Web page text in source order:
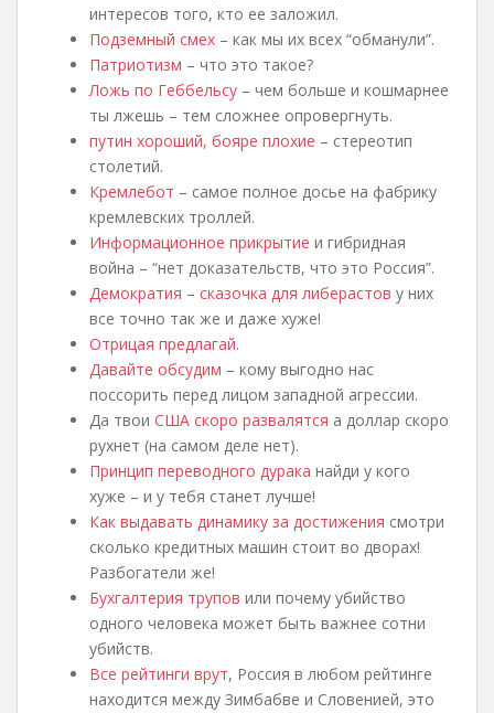
интересов того, кто ее заложил.
Подземный смех – как мы их всех “обманули”.
Патриотизм – что это такое?
Ложь по Геббельсу – чем больше и кошмарнее
ты лжешь – тем сложнее опровергнуть.
путин хороший, бояре плохие – стереотип
столетий.
Кремлебот – самое полное досье на фабрику
кремлевских троллей.
Информационное прикрытие и гибридная
война – “нет доказательств, что это Россия”.
Демократия – сказочка для либерастов у них
все точно так же и даже хуже!
Отрицая предлагай.
Давайте обсудим – кому выгодно нас
поссорить перед лицом западной агрессии.
Да твои США скоро развалятся а доллар скоро
рухнет (на самом деле нет).
Принцип переводного дурака найди у кого
хуже – и у тебя станет лучше!
Как выдавать динамику за достижения смотри
сколько кредитных машин стоит во дворах!
Разбогатели же!
Бухгалтерия трупов или почему убийство
одного человека может быть важнее сотни
убийств.
Все рейтинги врут, Россия в любом рейтинге
находится между Зимбабве и Словенией, это